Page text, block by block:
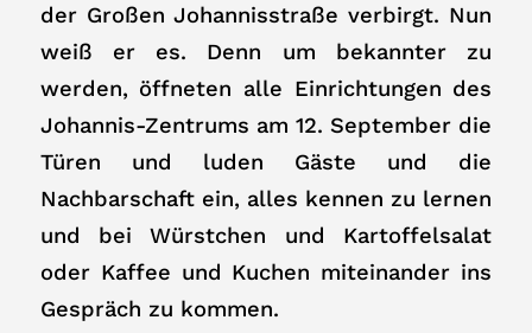
der Großen Johannisstraße verbirgt. Nun
weiß er es. Denn um bekannter zu
werden, öffneten alle Einrichtungen des
Johannis-Zentrums am 12. September die
Türen und luden Gäste und die
Nachbarschaft ein, alles kennen zu lernen
und bei Würstchen und Kartoffelsalat
oder Kaffee und Kuchen miteinander ins
Gespräch zu kommen.